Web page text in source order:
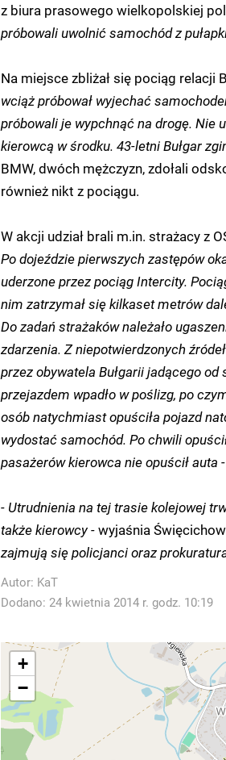
z biura prasowego wielkopolskiej
próbowali uwolnić samochód z
Na miejsce zbliżał się pociąg relacji
wciąż próbował wyjechać
próbowali je wypchnąć na drogę. Nie
kierowcą w środku. 43-letni Bułgar
BMW, dwóch mężczyzn, zdołali
również nikt z pociągu.
W akcji udział brali m.in. strażacy z
Po dojeździe pierwszych zastępów
uderzone przez pociąg Intercity.
nim zatrzymał się kilkaset metrów
Do zadań strażaków należało
zdarzenia. Z niepotwierdzonych
przez obywatela Bułgarii jadącego od
przejazdem wpadło w poślizg, po
osób natychmiast opuściła pojazd
wydostać samochód. Po chwili
pasażerów kierowca nie opuścił auta -
- Utrudnienia na tej trasie kolejowej
także kierowcy -wyjaśnia
zajmują się policjanci oraz
Autor: KaT
Dodano: 24 kwietnia 2014 r. godz. 10:19
+
−